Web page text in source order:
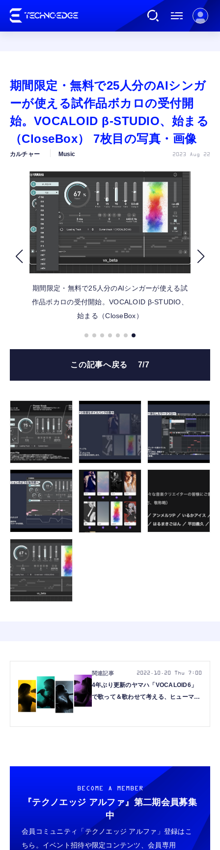
AI
ガジェット
カルチャー
公式ストア
FOLLOW US
期間限定・無料で25人分のAIシンガ
ーが使える試作品ボカロの受付開
始。VOCALOID β-STUDIO、始まる
（CloseBox） 7枚目の写真・画像
カルチャー Music 2023 Aug 22
期間限定・無料で25人分のAIシンガーが使える試
作品ボカロの受付開始。VOCALOID β-STUDIO、
始まる（CloseBox）
この記事へ戻る 7/7
4年ぶり更新のヤマハ「VOCALOID6」
で歌って＆歌わせて考える、ヒューマン
2022.10.20 Thu 7:00
BECOME A MEMBER
『テクノエッジ アルファ』 第二期会員募集
中
会員コミュニティ「テクノエッジ アルファ」登録はこ
ちら。イベント招待や限定コンテンツ、会員専用